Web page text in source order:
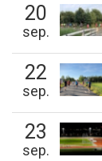
20
sep.
22
sep.
23
sep.